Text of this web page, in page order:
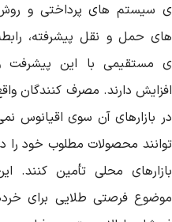
سیستم های پرداختی و روش
حمل و نقل پیشرفته، رابطه
مستقیمی با این پیشرفت و
دارند. مصرف کنندگان واقع
بازارهای آن سوی اقیانوس نمی
محصولات مطلوب خود را در
محلی تأمین کنند. این
فرصتی طلایی برای خرده